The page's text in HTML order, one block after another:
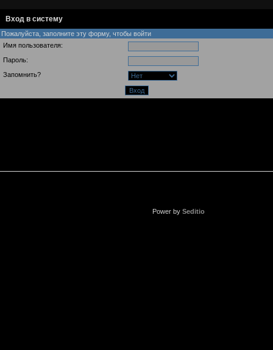
Вход в систему
Пожалуйста, заполните эту форму, чтобы войти
Имя пользователя:
Пароль:
Запомнить?
Power by Seditio